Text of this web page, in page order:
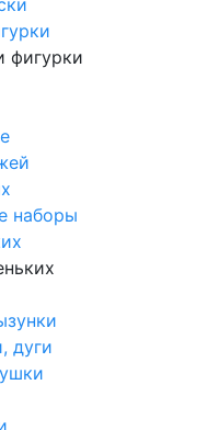
фигурки
наборы
дуги